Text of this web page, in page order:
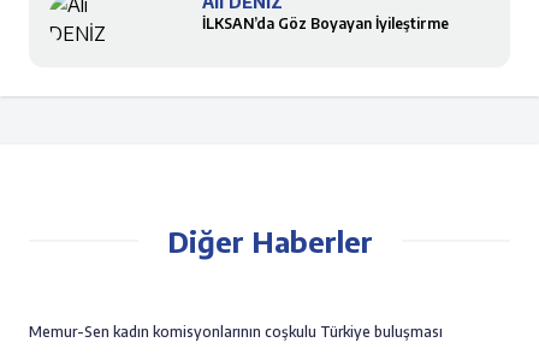
İLKSAN’da Göz Boyayan İyileştirme
Diğer Haberler
Memur-Sen kadın komisyonlarının coşkulu Türkiye buluşması